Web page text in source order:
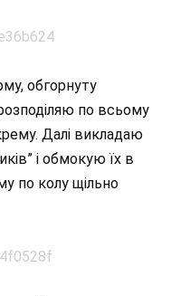
обгорнуту
по всьому
Далі викладаю
і обмокую їх в
по колу щільно